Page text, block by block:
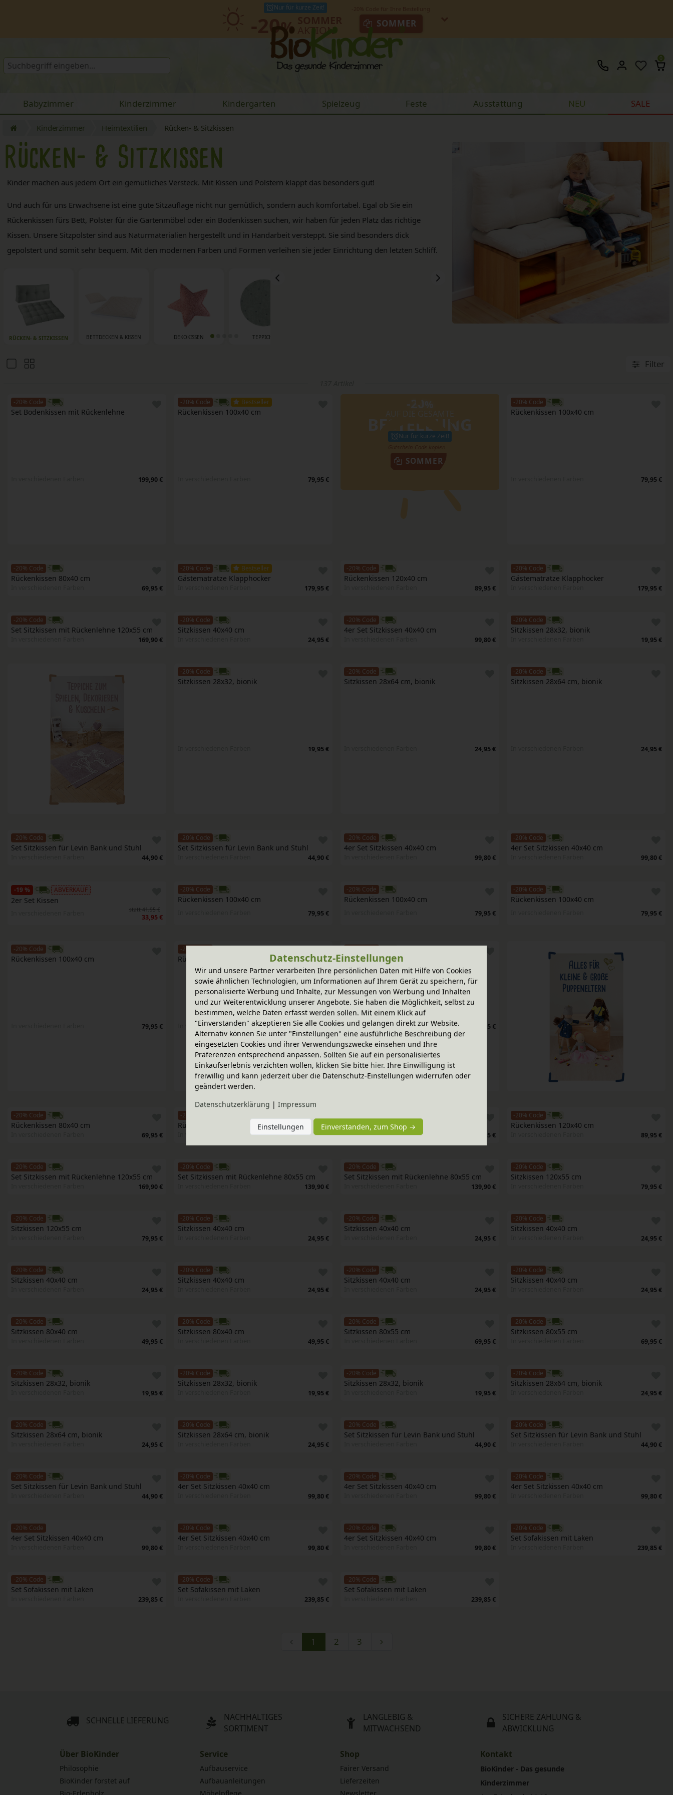
Nur für kurze Zeit!
-20% AKTION
SOMMER
0
Babyzimmer Kinderzimmer Kindergarten Spielzeug Feste Ausstattung NEU SALE
Kinderzimmer Heimtextilien Rücken- & Sitzkissen
Rücken- & Sitzkissen
Kinder machen aus jedem Ort ein gemütliches Versteck. Mit Kissen und Polstern klappt das besonders gut!
Und auch für uns Erwachsene ist eine gute Sitzauflage nicht nur gemütlich, sondern auch komfortabel. Egal ob Sie ein
Rückenkissen fürs Bett, Polster für die Gartenmöbel oder ein Bodenkissen suchen, wir haben für jeden Platz das richtige
Kissen. Unsere Sitzpolster sind aus Naturmaterialien hergestellt und in Handarbeit versteppt. Sie sind besonders dick
gepolstert und somit sehr bequem. Mit den modernen Farben und Formen verleihen sie jeder Einrichtung den letzten Schliff.
RÜCKEN- & SITZKISSEN BETTDECKEN & KISSEN DEKOKISSEN TEPPICHE
Filter
-20% Code
Set Bodenkissen mit Rückenlehne
199,90 €
-20% Code Bestseller
Rückenkissen 100x40 cm
79,95 €
AUF DIE GESAMTE
BESTELLUNG
Nur für kurze Zeit!
SOMMER
-20% Code
Rückenkissen 100x40 cm
79,95 €
-20% Code
Rückenkissen 80x40 cm
69,95 €
-20% Code Bestseller
Gästematratze Klapphocker
179,95 €
-20% Code
Rückenkissen 120x40 cm
89,95 €
-20% Code
Gästematratze Klapphocker
179,95 €
-20% Code
Set Sitzkissen mit Rückenlehne 120x55 cm
169,90 €
-20% Code
Sitzkissen 40x40 cm
24,95 €
-20% Code
4er Set Sitzkissen 40x40 cm
99,80 €
-20% Code
Sitzkissen 28x32, bionik
19,95 €
-20% Code
Sitzkissen 28x32, bionik
19,95 €
-20% Code
Sitzkissen 28x64 cm, bionik
24,95 €
-20% Code
Sitzkissen 28x64 cm, bionik
24,95 €
-20% Code
Set Sitzkissen für Levin Bank und Stuhl
44,90 €
-20% Code
Set Sitzkissen für Levin Bank und Stuhl
44,90 €
-20% Code
4er Set Sitzkissen 40x40 cm
99,80 €
-20% Code
4er Set Sitzkissen 40x40 cm
99,80 €
-19 % ABVERKAUF
2er Set Kissen
statt 41,95 €
33,95 €
-20% Code
Rückenkissen 100x40 cm
79,95 €
-20% Code
Rückenkissen 100x40 cm
79,95 €
-20% Code
Rückenkissen 100x40 cm
79,95 €
-20% Code
Rückenkissen 100x40 cm
79,95 €
-20% Code
Rückenkissen 100x40 cm
In verschiedenen Farben 79,95 €
Rückenkissen 80x40 cm
In verschiedenen Farben 69,95 €
-20% Code
Rückenkissen 80x40 cm
69,95 €
-20% Code
Rückenkissen 120x40 cm
In verschiedenen Farben 89,95 €
Rückenkissen 120x40 cm
In verschiedenen Farben 89,95 €
-20% Code
Rückenkissen 120x40 cm
89,95 €
-20% Code
Set Sitzkissen mit Rückenlehne 120x55 cm
169,90 €
-20% Code
Set Sitzkissen mit Rückenlehne 80x55 cm
139,90 €
-20% Code
Set Sitzkissen mit Rückenlehne 80x55 cm
139,90 €
-20% Code
Sitzkissen 120x55 cm
79,95 €
-20% Code
Sitzkissen 120x55 cm
79,95 €
-20% Code
Sitzkissen 40x40 cm
24,95 €
-20% Code
Sitzkissen 40x40 cm
24,95 €
-20% Code
Sitzkissen 40x40 cm
24,95 €
-20% Code
Sitzkissen 40x40 cm
24,95 €
-20% Code
Sitzkissen 40x40 cm
24,95 €
-20% Code
Sitzkissen 40x40 cm
24,95 €
-20% Code
Sitzkissen 40x40 cm
24,95 €
-20% Code
Sitzkissen 80x40 cm
49,95 €
-20% Code
Sitzkissen 80x40 cm
49,95 €
-20% Code
Sitzkissen 80x55 cm
69,95 €
-20% Code
Sitzkissen 80x55 cm
69,95 €
-20% Code
Sitzkissen 28x32, bionik
19,95 €
-20% Code
Sitzkissen 28x32, bionik
19,95 €
-20% Code
Sitzkissen 28x32, bionik
19,95 €
-20% Code
Sitzkissen 28x64 cm, bionik
24,95 €
-20% Code
Sitzkissen 28x64 cm, bionik
24,95 €
-20% Code
Sitzkissen 28x64 cm, bionik
24,95 €
-20% Code
Set Sitzkissen für Levin Bank und Stuhl
44,90 €
-20% Code
Set Sitzkissen für Levin Bank und Stuhl
44,90 €
-20% Code
Set Sitzkissen für Levin Bank und Stuhl
44,90 €
-20% Code
4er Set Sitzkissen 40x40 cm
99,80 €
-20% Code
4er Set Sitzkissen 40x40 cm
99,80 €
-20% Code
4er Set Sitzkissen 40x40 cm
99,80 €
-20% Code
4er Set Sitzkissen 40x40 cm
99,80 €
-20% Code
4er Set Sitzkissen 40x40 cm
99,80 €
-20% Code
4er Set Sitzkissen 40x40 cm
99,80 €
-20% Code
Set Sofakissen mit Laken
239,85 €
-20% Code
Set Sofakissen mit Laken
239,85 €
-20% Code
Set Sofakissen mit Laken
239,85 €
-20% Code
Set Sofakissen mit Laken
239,85 €
1 2 3
SCHNELLE LIEFERUNG
NACHHALTIGES
SORTIMENT
LANGLEBIG &
MITWACHSEND
SICHERE ZAHLUNG &
ABWICKLUNG
Über BioKinder
Philosophie
BioKinder forstet auf
Service
Aufbauservice
Aufbauanleitungen
Shop
Fairer Versand
Lieferzeiten
Kontakt
BioKinder - Das gesunde
Kinderzimmer
Datenschutz-Einstellungen
Wir und unsere Partner verarbeiten Ihre persönlichen Daten mit Hilfe von Cookies
sowie ähnlichen Technologien, um Informationen auf Ihrem Gerät zu speichern, für
personalisierte Werbung und Inhalte, zur Messungen von Werbung und Inhalten
und zur Weiterentwicklung unserer Angebote. Sie haben die Möglichkeit, selbst zu
bestimmen, welche Daten erfasst werden sollen. Mit einem Klick auf
"Einverstanden" akzeptieren Sie alle Cookies und gelangen direkt zur Website.
Alternativ können Sie unter "Einstellungen" eine ausführliche Beschreibung der
eingesetzten Cookies und ihrer Verwendungszwecke einsehen und Ihre
Präferenzen entsprechend anpassen. Sollten Sie auf ein personalisiertes
Einkaufserlebnis verzichten wollen, klicken Sie bitte hier. Ihre Einwilligung ist
freiwillig und kann jederzeit über die Datenschutz-Einstellungen widerrufen oder
geändert werden.
Daten­schutz­erklärung | Impressum
Einstellungen Einverstanden, zum Shop →